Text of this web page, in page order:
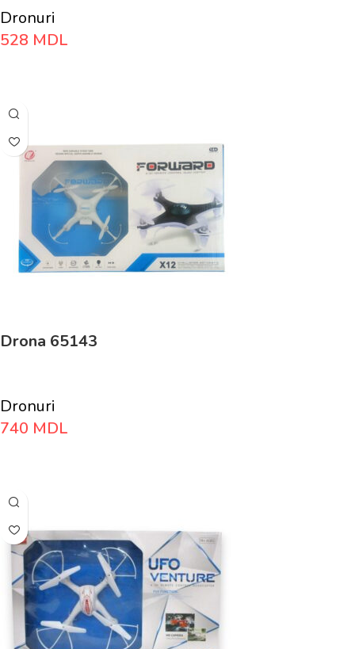
Dronuri
528 MDL
Drona 65143
Dronuri
740 MDL